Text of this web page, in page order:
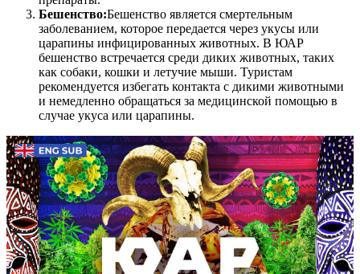
Бешенство:Бешенство является смертельным
заболеванием, которое передается через укусы или
царапины инфицированных животных. В ЮАР
бешенство встречается среди диких животных, таких
как собаки, кошки и летучие мыши. Туристам
рекомендуется избегать контакта с дикими животными
и немедленно обращаться за медицинской помощью в
случае укуса или царапины.